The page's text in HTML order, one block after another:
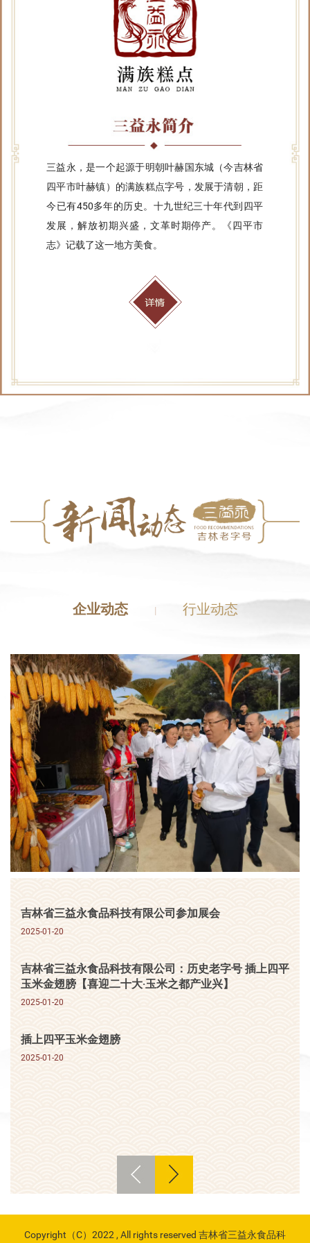
三益永，是一个起源于明朝叶赫国东城（今吉林省
四平市叶赫镇）的满族糕点字号，发展于清朝，距
今已有450多年的历史。十九世纪三十年代到四平
发展，解放初期兴盛，文革时期停产。《四平市
志》记载了这一地方美食。
企业动态 | 行业动态
吉林省三益永食品科技有限公司参加展会
2025-01-20
吉林省三益永食品科技有限公司：历史老字号 插上四平
玉米金翅膀【喜迎二十大·玉米之都产业兴】
2025-01-20
插上四平玉米金翅膀
2025-01-20
Copyright（C）2022 , All rights reserved 吉林省三益永食品科